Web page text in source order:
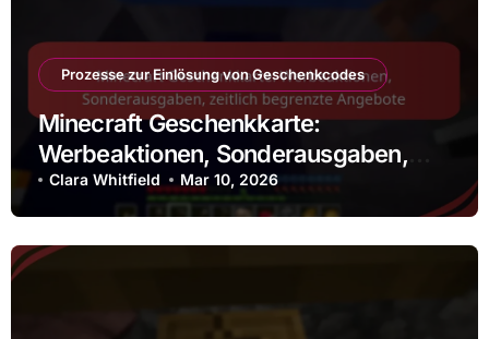
Prozesse zur Einlösung von Geschenkcodes
Minecraft Geschenkkarte:
Werbeaktionen, Sonderausgaben,
zeitlich begrenzte Angebote
Clara Whitfield Mar 10, 2026